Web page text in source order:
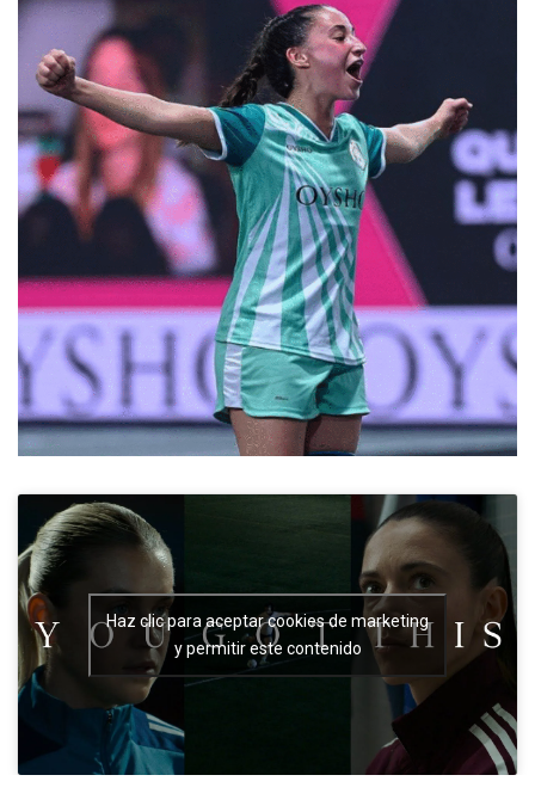
Haz clic para aceptar cookies de marketing
y permitir este contenido